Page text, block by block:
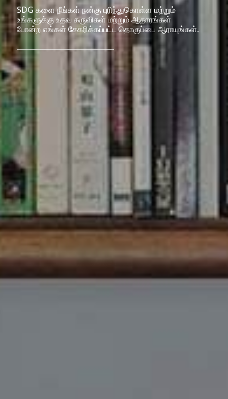
SDG களை நீங்கள் நன்கு புரிந்துகொள்ள மற்றும்
உங்களுக்கு உதவ கருவிகள் மற்றும் ஆதாரங்கள்
போன்ற எங்கள் சேகரிக்கப்பட்ட தொகுப்பை ஆராயுங்கள்.